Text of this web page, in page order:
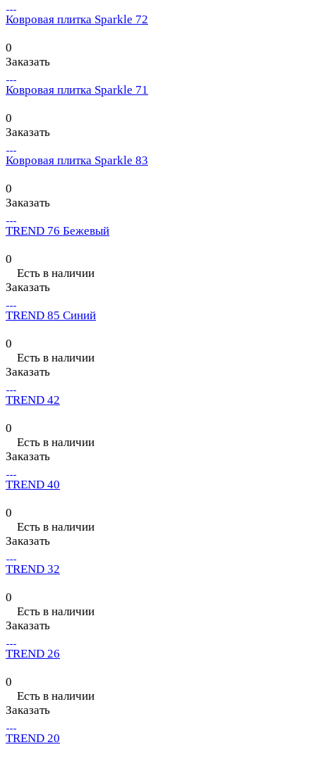
Ковровая плитка Sparkle 72
0
Заказать
Ковровая плитка Sparkle 71
0
Заказать
Ковровая плитка Sparkle 83
0
Заказать
TREND 76 Бежевый
0
Есть в наличии
Заказать
TREND 85 Синий
0
Есть в наличии
Заказать
TREND 42
0
Есть в наличии
Заказать
TREND 40
0
Есть в наличии
Заказать
TREND 32
0
Есть в наличии
Заказать
TREND 26
0
Есть в наличии
Заказать
TREND 20